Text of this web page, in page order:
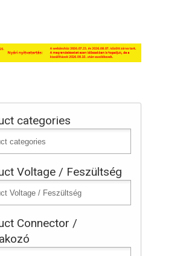
categories
Voltage / Feszültség
Connector /